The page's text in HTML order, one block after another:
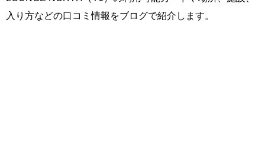
入り方などの口コミ情報をブログで紹介します。